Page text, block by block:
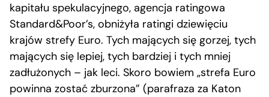
kapitału spekulacyjnego, agencja ratingowa
Standard&Poor’s, obniżyła ratingi dziewięciu
krajów strefy Euro. Tych mających się gorzej, tych
mających się lepiej, tych bardziej i tych mniej
zadłużonych – jak leci. Skoro bowiem „strefa Euro
powinna zostać zburzona” (parafraza za Katon